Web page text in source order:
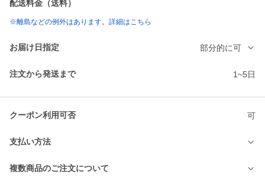
配送料金（送料）
※離島などの例外はあります。詳細はこちら
お届け日指定 部分的に可
注文から発送まで 1~5日
クーポン利用可否 可
支払い方法
複数商品のご注文について